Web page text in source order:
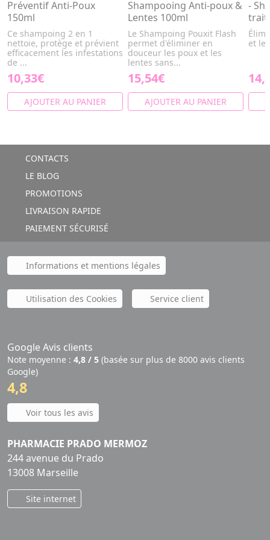
Préventif Anti-Poux
150ml
Ce shampoing 2 en 1
nettoie, protège et prévient
efficacement les infestations
de ...
10,33€
AJOUTER AU PANIER
Shampooing Anti-poux &
Lentes 100ml
Le Shampoing Pouxit Flash
permet d'éliminer en
douceur les poux et les
lentes sans...
15,54€
AJOUTER AU PANIER
-
et
CONTACTS
LE BLOG
PROMOTIONS
LIVRAISON RAPIDE
PAIEMENT SÉCURISÉ
Informations et mentions légales
Utilisation des Cookies Service client
Google Avis clients
Note moyenne : 4,8 / 5 (basée sur plus de 8000 avis clients
Google)
4,8
Voir tous les avis
PHARMACIE PRADO MERMOZ
244 avenue du Prado
13008 Marseille
Site internet